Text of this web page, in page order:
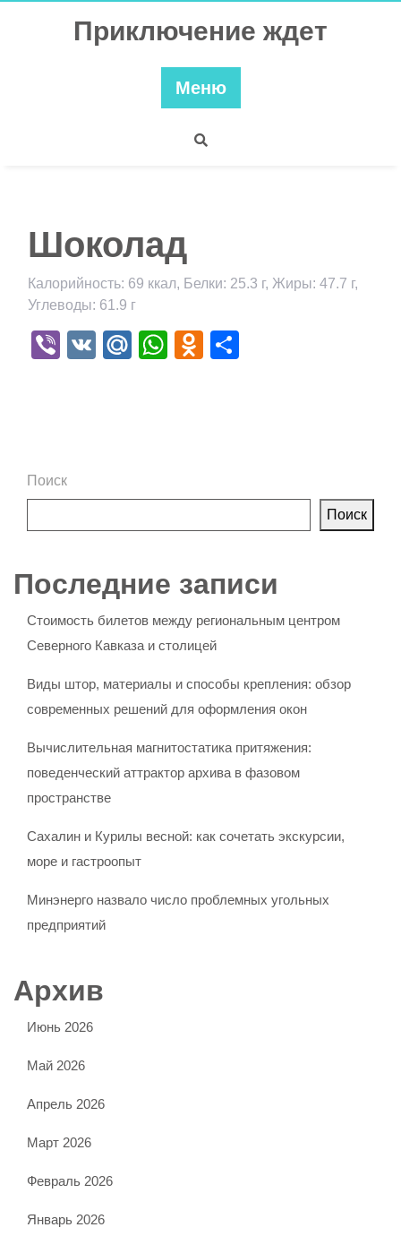
Приключение ждет
Меню
Шоколад
Калорийность: 69 ккал, Белки: 25.3 г, Жиры: 47.7 г,
Углеводы: 61.9 г
Viber
VK Mail.Ru
WhatsApp
Odnoklassniki
Поиск
Поиск
Последние записи
Стоимость билетов между региональным центром
Северного Кавказа и столицей
Виды штор, материалы и способы крепления: обзор
современных решений для оформления окон
Вычислительная магнитостатика притяжения:
поведенческий аттрактор архива в фазовом
пространстве
Сахалин и Курилы весной: как сочетать экскурсии,
море и гастроопыт
Минэнерго назвало число проблемных угольных
предприятий
Архив
Июнь 2026
Май 2026
Апрель 2026
Март 2026
Февраль 2026
Январь 2026